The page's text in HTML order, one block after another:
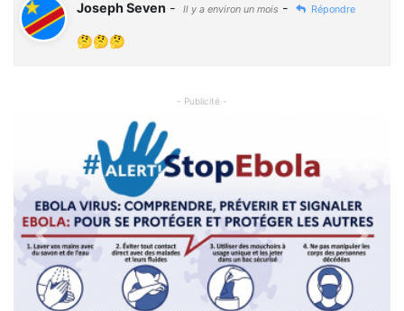
Joseph Seven - Il y a environ un mois - Répondre
🤔🤔🤔
- Publicité -
Previous Next